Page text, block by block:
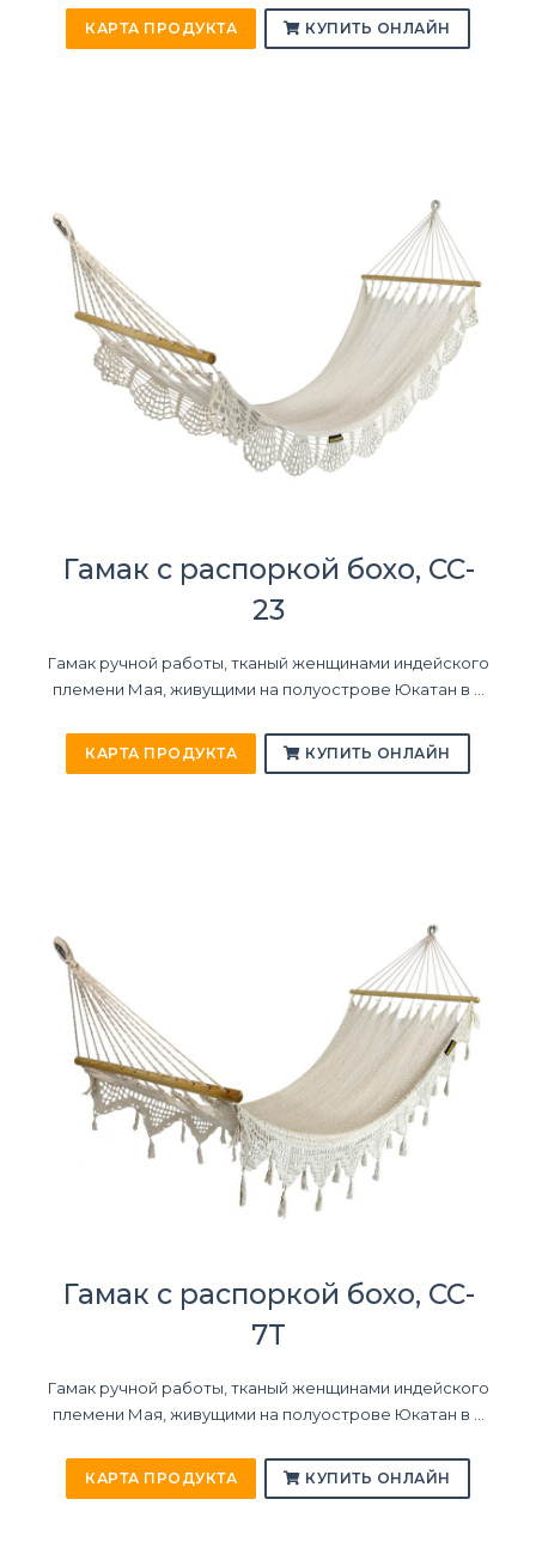
КАРТА ПРОДУКТА КУПИТЬ ОНЛАЙН
Гамак с распоркой бохо, CC-
23
Гамак ручной работы, тканый женщинами индейского
племени Мая, живущими на полуострове Юкатан в ...
КАРТА ПРОДУКТА КУПИТЬ ОНЛАЙН
Гамак с распоркой бохо, CC-
7T
Гамак ручной работы, тканый женщинами индейского
племени Мая, живущими на полуострове Юкатан в ...
КАРТА ПРОДУКТА КУПИТЬ ОНЛАЙН